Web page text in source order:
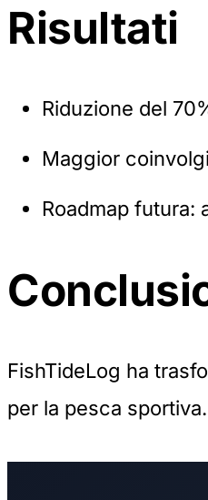
Risultati
Riduzione del
Maggior
Roadmap futura:
FishTideLog ha
per la pesca sportiva.